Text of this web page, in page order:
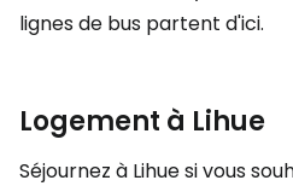
lignes de bus partent d'ici.
Logement à Lihue
Séjournez à Lihue si vous